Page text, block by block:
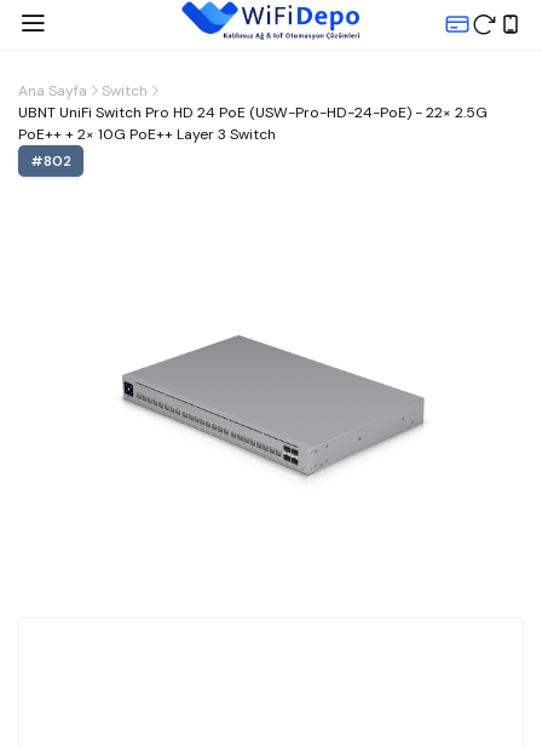
Ana Sayfa
Switch
UBNT UniFi Switch Pro HD 24 PoE (USW-Pro-HD-24-PoE) - 22× 2.5G
PoE++ + 2× 10G PoE++ Layer 3 Switch
#802